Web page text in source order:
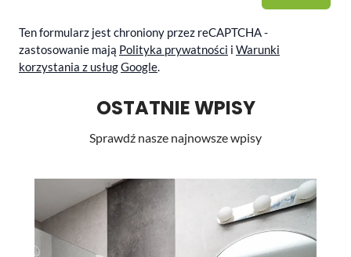
Ten formularz jest chroniony przez reCAPTCHA -
zastosowanie mają Polityka prywatności i Warunki
korzystania z usługGoogle.
OSTATNIE WPISY
Sprawdź nasze najnowsze wpisy